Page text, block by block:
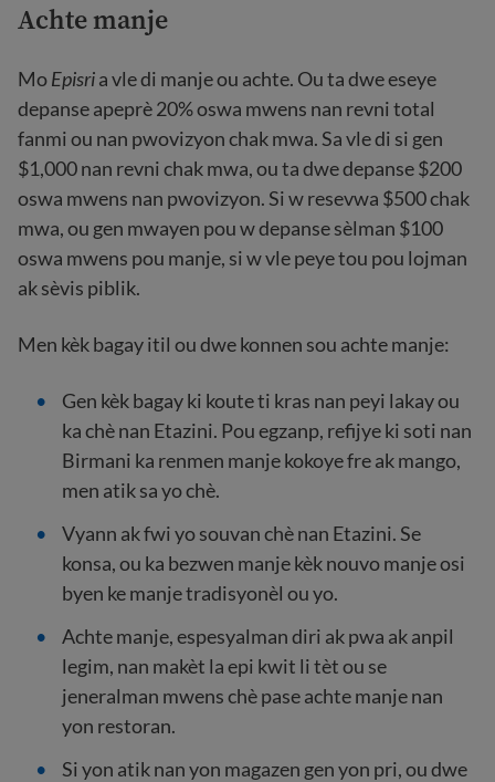
Achte manje
MoEpisria vle di manje ou achte. Ou ta dwe eseye
depanse apeprè 20% oswa mwens nan revni total
fanmi ou nan pwovizyon chak mwa. Sa vle di si gen
$1,000 nan revni chak mwa, ou ta dwe depanse $200
oswa mwens nan pwovizyon. Si w resevwa $500 chak
mwa, ou gen mwayen pou w depanse sèlman $100
oswa mwens pou manje, si w vle peye tou pou lojman
ak sèvis piblik.
Men kèk bagay itil ou dwe konnen sou achte manje:
Gen kèk bagay ki koute ti kras nan peyi lakay ou
ka chè nan Etazini. Pou egzanp, refijye ki soti nan
Birmani ka renmen manje kokoye fre ak mango,
men atik sa yo chè.
Vyann ak fwi yo souvan chè nan Etazini. Se
konsa, ou ka bezwen manje kèk nouvo manje osi
byen ke manje tradisyonèl ou yo.
Achte manje, espesyalman diri ak pwa ak anpil
legim, nan makèt la epi kwit li tèt ou se
jeneralman mwens chè pase achte manje nan
yon restoran.
Si yon atik nan yon magazen gen yon pri, ou dwe